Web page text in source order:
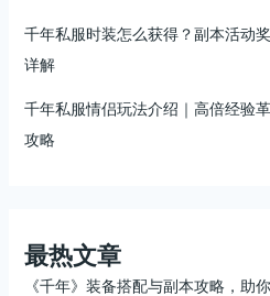
千年私服时装怎么获得？副本活动
详解
千年私服情侣玩法介绍｜高倍经验
攻略
最热文章
《千年》装备搭配与副本攻略，助